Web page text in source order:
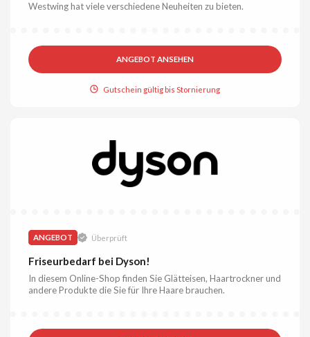
Westwing hat viele verschiedene Neuheiten zu bieten.
ANGEBOT ANSEHEN
Gutschein gültig bis Stornierung
ANGEBOT Überprüft
Friseurbedarf bei Dyson!
In diesem Online-Shop finden Sie Glätteisen, Haartrockner und
andere Produkte die Sie für Ihre Haare brauchen.